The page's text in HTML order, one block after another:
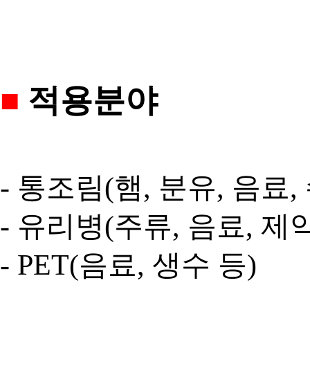
■ 적용분야
- 통조림(햄, 분유, 음료,
- 유리병(주류, 음료, 제
- PET(음료, 생수 등)